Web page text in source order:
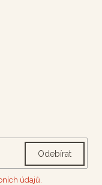
Odebírat
údajů.